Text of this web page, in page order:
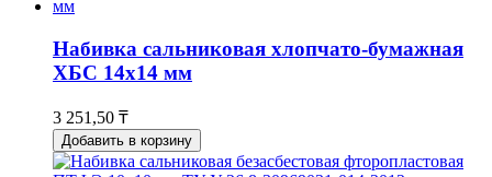
Набивка сальниковая хлопчато-бумажная
ХБС 14х14 мм
3 251,50 ₸
Добавить в корзину